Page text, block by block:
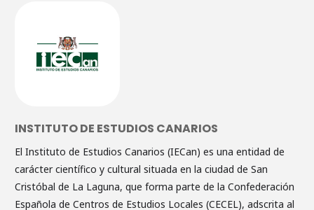
INSTITUTO DE ESTUDIOS CANARIOS
El Instituto de Estudios Canarios (IECan) es una entidad de
carácter científico y cultural situada en la ciudad de San
Cristóbal de La Laguna, que forma parte de la Confederación
Española de Centros de Estudios Locales (CECEL), adscrita al